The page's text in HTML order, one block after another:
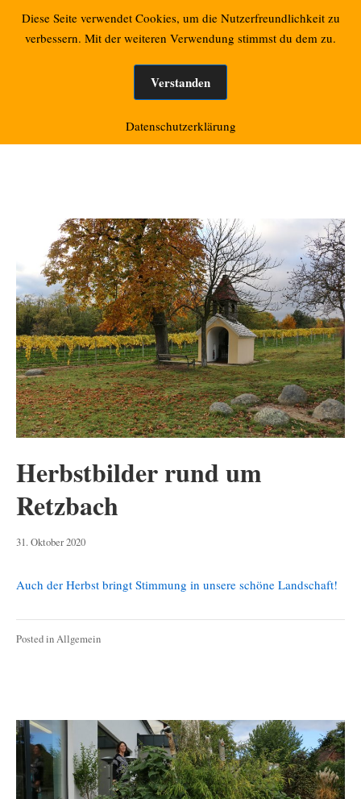
Retzbacher Bilder
Oktober 2020
Herbstbilder rund um
Retzbach
31. Oktober 202031.
Auch der Herbst bringt Stimmung in unsere schöne Landschaft!
Posted inAllgemein
Diese Seite verwendet Cookies, um die Nutzerfreundlichkeit zu
verbessern. Mit der weiteren Verwendung stimmst du dem zu.
Verstanden
Datenschutzerklärung